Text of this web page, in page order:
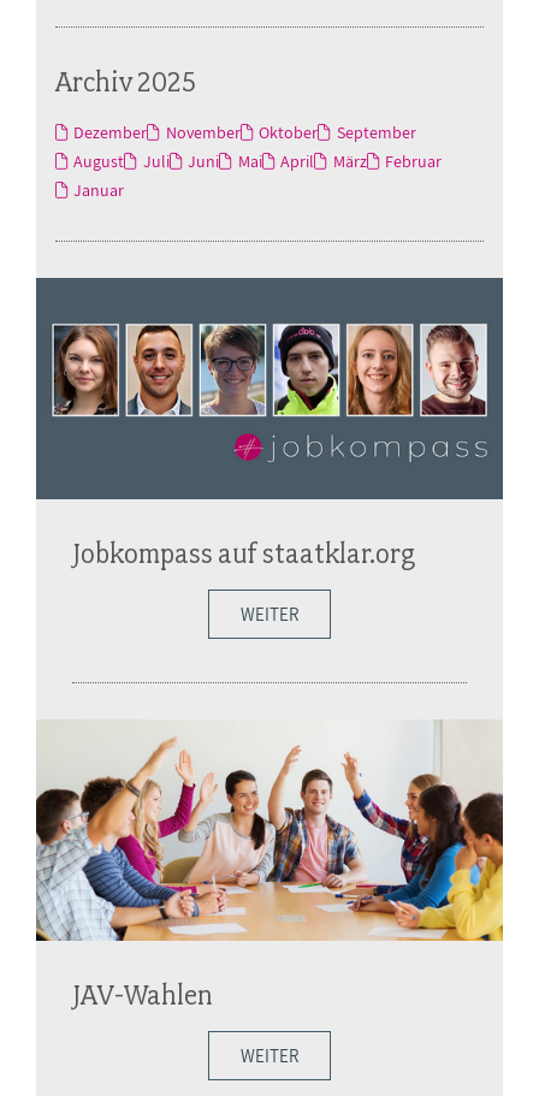
Archiv 2025
Dezember November Oktober
September
August
Juli Juni Mai April März
Februar
Januar
Jobkompass auf staatklar.org
WEITER
JAV-Wahlen
WEITER